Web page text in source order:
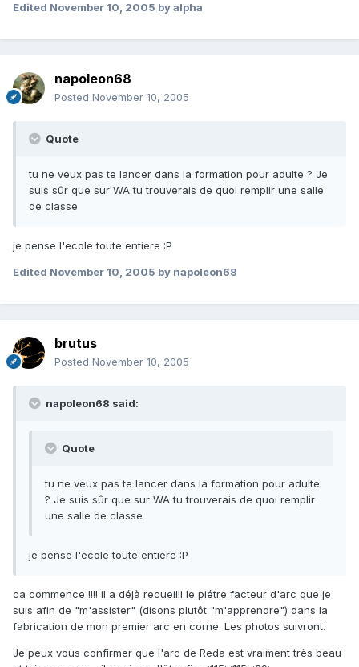
Edited November 10, 2005 by alpha
napoleon68
Posted November 10, 2005
Quote
tu ne veux pas te lancer dans la formation pour adulte ? Je
suis sûr que sur WA tu trouverais de quoi remplir une salle
de classe
je pense l'ecole toute entiere :P
Edited November 10, 2005 by napoleon68
brutus
Posted November 10, 2005
napoleon68 said:
Quote
tu ne veux pas te lancer dans la formation pour adulte
? Je suis sûr que sur WA tu trouverais de quoi remplir
une salle de classe
je pense l'ecole toute entiere :P
ca commence !!!! il a déjà recueilli le piétre facteur d'arc que je
suis afin de "m'assister" (disons plutôt "m'apprendre") dans la
fabrication de mon premier arc en corne. Les photos suivront.
Je peux vous confirmer que l'arc de Reda est vraiment très beau